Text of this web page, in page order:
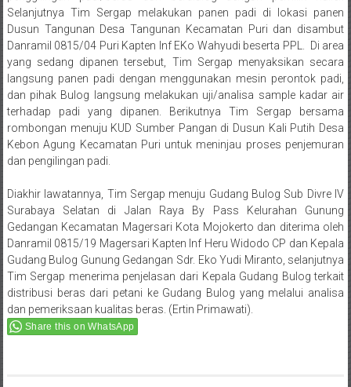
Danramil 0815/04 Puri Kapten Inf EKo Wahyudi beserta PPL. Di area
yang sedang dipanen tersebut, Tim Sergap menyaksikan secara
langsung panen padi dengan menggunakan mesin perontok padi,
dan pihak Bulog langsung melakukan uji/analisa sample kadar air
terhadap padi yang dipanen. Berikutnya Tim Sergap bersama
rombongan menuju KUD Sumber Pangan di Dusun Kali Putih Desa
Kebon Agung Kecamatan Puri untuk meninjau proses penjemuran
dan pengilingan padi.
Diakhir lawatannya, Tim Sergap menuju Gudang Bulog Sub Divre IV
Gedangan Kecamatan Magersari Kota Mojokerto dan diterima oleh
Danramil 0815/19 Magersari Kapten Inf Heru Widodo CP dan Kepala
Gudang Bulog Gunung Gedangan Sdr. Eko Yudi Miranto, selanjutnya
Tim Sergap menerima penjelasan dari Kepala Gudang Bulog terkait
distribusi beras dari petani ke Gudang Bulog yang melalui analisa
dan pemeriksaan kualitas beras.(Ertin Primawati).
Share this on WhatsApp